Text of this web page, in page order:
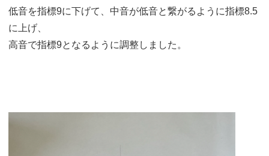
低音を指標9に下げて、中音が低音と繋がるように指標8.5
に上げ、
高音で指標9となるように調整しました。